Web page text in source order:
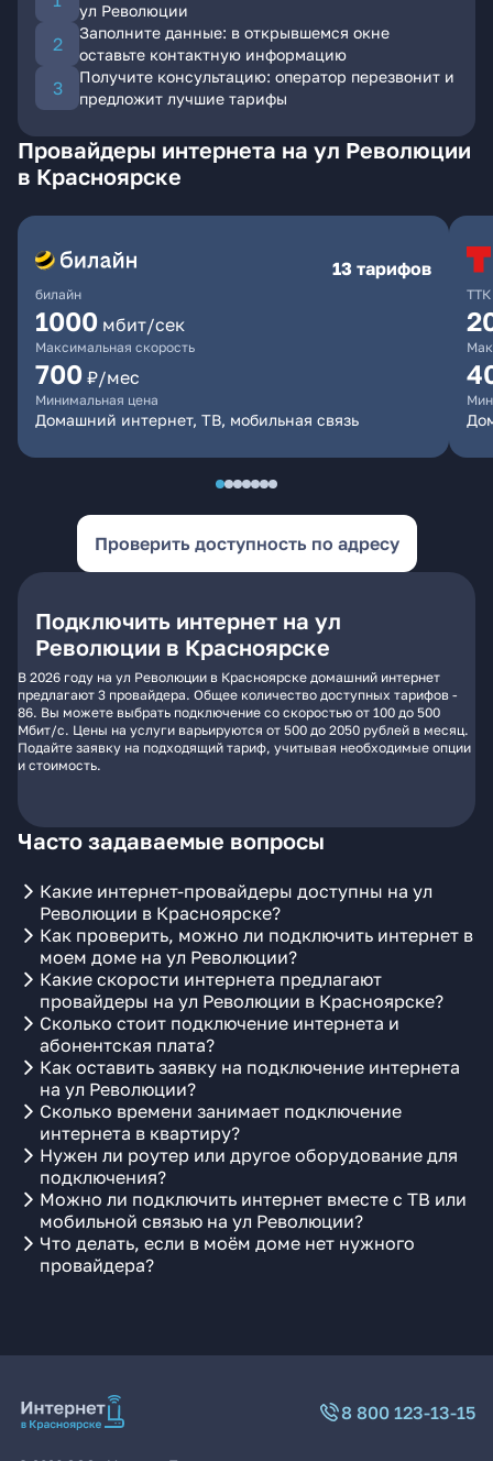
ул Революции
Заполните данные: в открывшемся окне
оставьте контактную информацию
Получите консультацию: оператор перезвонит и
предложит лучшие тарифы
Провайдеры интернета на ул Революции
в Красноярске
билайн
13 тарифов
1000 мбит/сек
Максимальная скорость
700 ₽/мес
Минимальная цена
Домашний интернет, ТВ, мобильная связь
ТТК
Проверить доступность по адресу
Подключить интернет на ул
Революции в Красноярске
В 2026 году на ул Революции в Красноярске домашний интернет
предлагают 3 провайдера. Общее количество доступных тарифов -
86. Вы можете выбрать подключение со скоростью от 100 до 500
Мбит/с. Цены на услуги варьируются от 500 до 2050 рублей в месяц.
Подайте заявку на подходящий тариф, учитывая необходимые опции
и стоимость.
Часто задаваемые вопросы
Какие интернет-провайдеры доступны на ул
Революции в Красноярске?
Как проверить, можно ли подключить интернет в
моем доме на ул Революции?
Какие скорости интернета предлагают
провайдеры на ул Революции в Красноярске?
Сколько стоит подключение интернета и
абонентская плата?
Как оставить заявку на подключение интернета
на ул Революции?
Сколько времени занимает подключение
интернета в квартиру?
Нужен ли роутер или другое оборудование для
подключения?
Можно ли подключить интернет вместе с ТВ или
мобильной связью на ул Революции?
Что делать, если в моём доме нет нужного
провайдера?
8 800 123-13-15